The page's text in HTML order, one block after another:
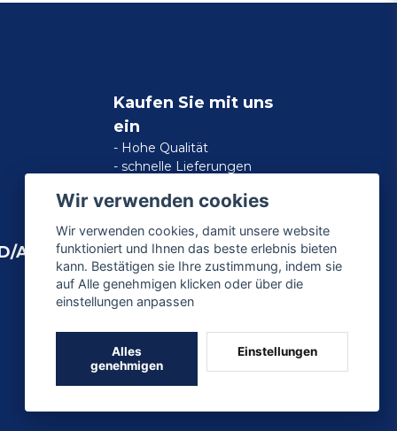
AMERICAN
Kaufen Sie mit uns
ein
- Hohe Qualität
- schnelle Lieferungen
Wir verwenden cookies
Wir verwenden cookies, damit unsere website
funktioniert und Ihnen das beste erlebnis bieten
kann. Bestätigen sie Ihre zustimmung, indem sie
auf Alle genehmigen klicken oder über die
einstellungen anpassen
Alles
genehmigen
Einstellungen